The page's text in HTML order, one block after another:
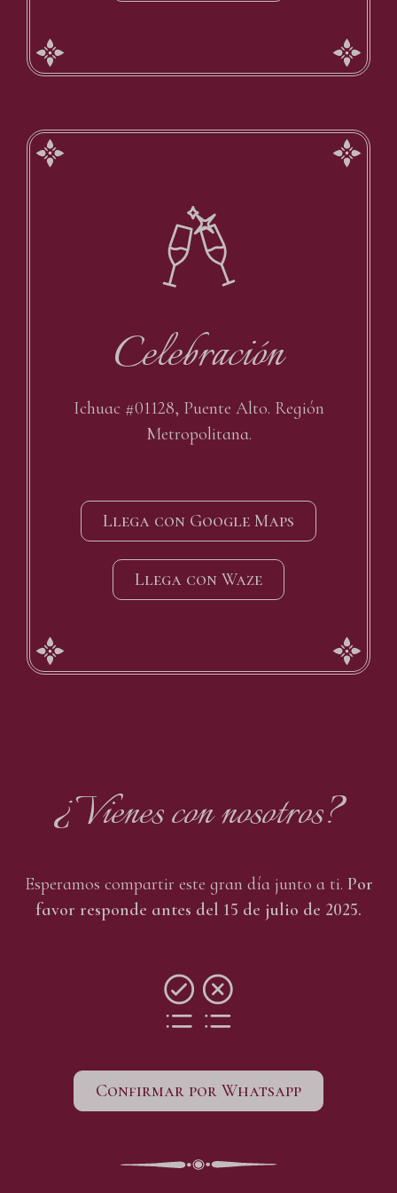
Celebración
Ichuac #01128, Puente Alto. Región
Metropolitana.
Llega con Google Maps
Llega con Waze
¿Vienes con nosotros?
Esperamos compartir este gran día junto a ti. Por
favor responde antes del 15 de julio de 2025.
Confirmar por Whatsapp